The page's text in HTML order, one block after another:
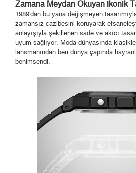
Zamana Meydan Okuyan İkonik
1989'dan bu yana değişmeyen
zamansız cazibesini koruyarak
anlayışıyla şekillenen sade ve akıcı
uyum sağlıyor. Moda dünyasında
lansmanından beri dünya çapında
benimsendi.